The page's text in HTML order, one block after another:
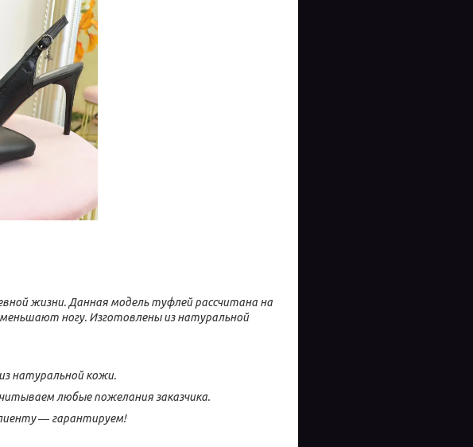
жизни. Данная модель туфлей рассчитана на
ногу. Изготовлены из натуральной
натуральной кожи.
любые пожелания заказчика.
― гарантируем!